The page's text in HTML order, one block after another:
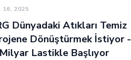
16, 2025
Dünyadaki Atıkları Temiz
Dönüştürmek İstiyor -
Lastikle Başlıyor